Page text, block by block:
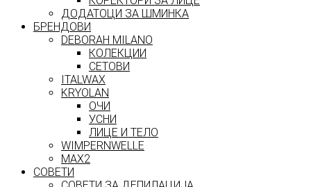
ДОДАТОЦИ ЗА ШМИНКА
БРЕНДОВИ
DEBORAH MILANO
КОЛЕКЦИИ
СЕТОВИ
ITALWAX
KRYOLAN
ОЧИ
УСНИ
ЛИЦЕ И ТЕЛО
WIMPERNWELLE
MAX2
СОВЕТИ